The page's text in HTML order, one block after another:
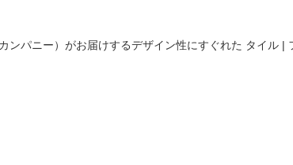
ンパニー）がお届けするデザイン性にすぐれた タイル |